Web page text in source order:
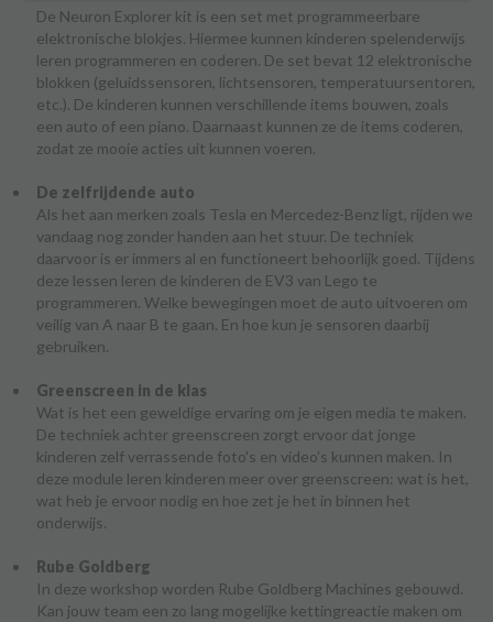
Inloggen
De Neuron Explorer kit is een set met programmeerbare
elektronische blokjes. Hiermee kunnen kinderen spelenderwijs
leren programmeren en coderen. De set bevat 12 elektronische
blokken (geluidssensoren, lichtsensoren, temperatuursentoren,
etc.). De kinderen kunnen verschillende items bouwen, zoals
een auto of een piano. Daarnaast kunnen ze de items coderen,
zodat ze mooie acties uit kunnen voeren.
De zelfrijdende auto
Als het aan merken zoals Tesla en Mercedez-Benz ligt, rijden we
vandaag nog zonder handen aan het stuur. De techniek
daarvoor is er immers al en functioneert behoorlijk goed. Tijdens
deze lessen leren de kinderen de EV3 van Lego te
programmeren. Welke bewegingen moet de auto uitvoeren om
veilig van A naar B te gaan. En hoe kun je sensoren daarbij
gebruiken.
Greenscreen in de klas
Wat is het een geweldige ervaring om je eigen media te maken.
De techniek achter greenscreen zorgt ervoor dat jonge
kinderen zelf verrassende foto's en video's kunnen maken. In
deze module leren kinderen meer over greenscreen: wat is het,
wat heb je ervoor nodig en hoe zet je het in binnen het
onderwijs.
Rube Goldberg
In deze workshop worden Rube Goldberg Machines gebouwd.
Kan jouw team een zo lang mogelijke kettingreactie maken om